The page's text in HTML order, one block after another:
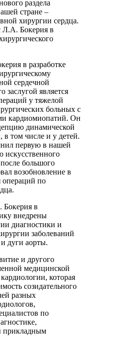
раздела
стране –
хирургии сердца.
Л.А. Бокерия в
в разработке
сердечной
заслугой является
у тяжелой
больных с
кардиомиопатий. Он
динамической
в том числе и у детей.
первую в нашей
искусственного
большого
возобновление в
по
в
внедрены
диагностики и
заболеваний
дуги аорты.
и другого
медицинской
которая
созидательного
разных
по
прикладным